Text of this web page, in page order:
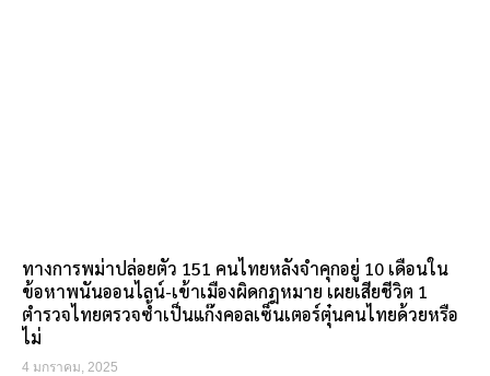
ทางการพม่าปล่อยตัว 151 คนไทยหลังจำคุกอยู่ 10 เดือนใน
ข้อหาพนันออนไลน์-เข้าเมืองผิดกฎหมาย เผยเสียชีวิต 1
ตำรวจไทยตรวจซ้ำเป็นแก๊งคอลเซ็นเตอร์ตุ๋นคนไทยด้วยหรือ
ไม่
4 มกราคม, 2025